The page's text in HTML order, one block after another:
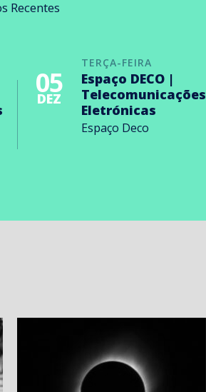
Recentes
TERÇA-FEIRA
05
DEZ
Espaço DECO |
Telecomunicações
Eletrónicas
Espaço Deco